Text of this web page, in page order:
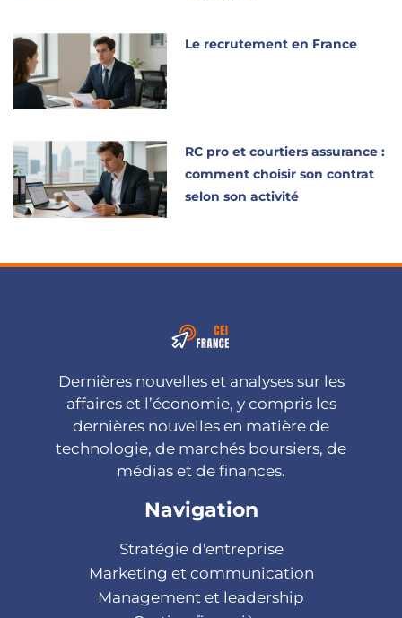
Le recrutement en France
RC pro et courtiers assurance :
comment choisir son contrat
selon son activité
Dernières nouvelles et analyses sur les
affaires et l’économie, y compris les
dernières nouvelles en matière de
technologie, de marchés boursiers, de
médias et de finances.
Navigation
Stratégie d'entreprise
Marketing et communication
Management et leadership